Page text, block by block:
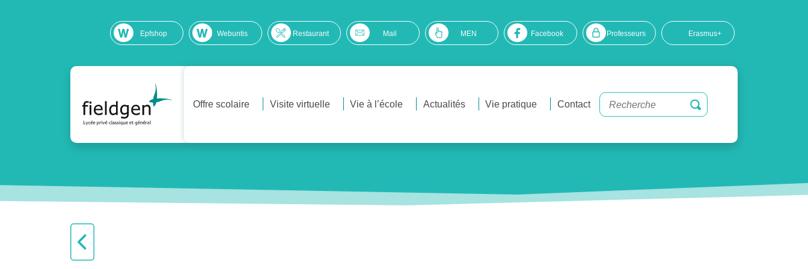
Epfshop Webuntis Restaurant Mail MEN Facebook Professeurs Erasmus+
Offre scolaire Visite virtuelle Vie à l’école Actualités Vie pratique Contact